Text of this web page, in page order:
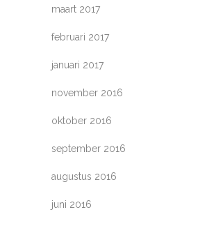
maart 2017
februari 2017
januari 2017
november 2016
oktober 2016
september 2016
augustus 2016
juni 2016